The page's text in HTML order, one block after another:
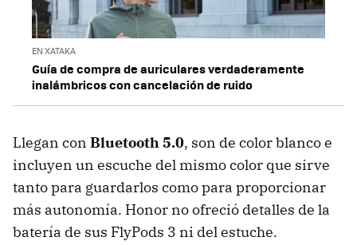
EN XATAKA
Guía de compra de auriculares verdaderamente
inalámbricos con cancelación de ruido
Llegan con Bluetooth 5.0, son de color blanco e
incluyen un escuche del mismo color que sirve
tanto para guardarlos como para proporcionar
más autonomía. Honor no ofreció detalles de la
batería de sus FlyPods 3 ni del estuche.